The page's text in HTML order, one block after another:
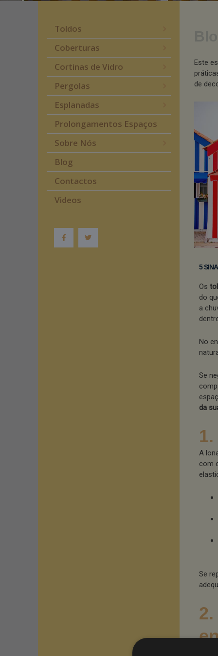
Toldos
Coberturas
Cortinas de Vidro
Pergolas
Esplanadas
Prolongamentos Espaços
Sobre Nós
Blog
Contactos
Videos
Este
de
5
Os
do
a
No
Se
da
A
com
Se